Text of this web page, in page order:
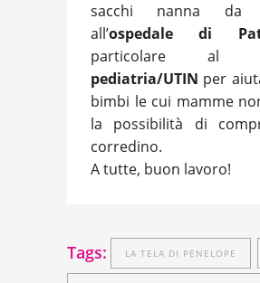
sacchi nanna da
all’ospedale di
particolare al
pediatria/UTIN per
bimbi le cui mamme
la possibilità di
corredino.
A tutte, buon lavoro!
Tags: LA TELA DI PENELOPE